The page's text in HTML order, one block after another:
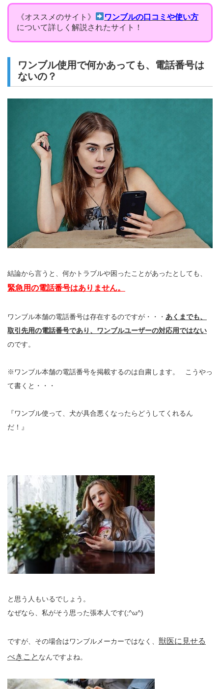
《オススメのサイト》
ワンブルの口コミや使い方
について詳しく解説されたサイト！
ワンブル使用で何かあっても、電話番号は
ないの？
結論から言うと、何かトラブルや困ったことがあったとしても、
緊急用の電話番号はありません。
ワンブル本舗の電話番号は存在するのですが・・・ あくまでも、
取引先用の電話番号であり、ワンブルユーザーの対応用ではない
のです。
※ワンブル本舗の電話番号を掲載するのは自粛します。 こうやっ
て書くと・・・
『ワンブル使って、犬が具合悪くなったらどうしてくれるん
だ！』
と思う人もいるでしょう。
なぜなら、私がそう思った張本人です(;^ω^)
ですが、その場合はワンブルメーカーではなく、 獣医に見せる
べきこと なんですよね。